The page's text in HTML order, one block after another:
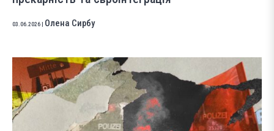
03.06.2026 Олена Сирбу